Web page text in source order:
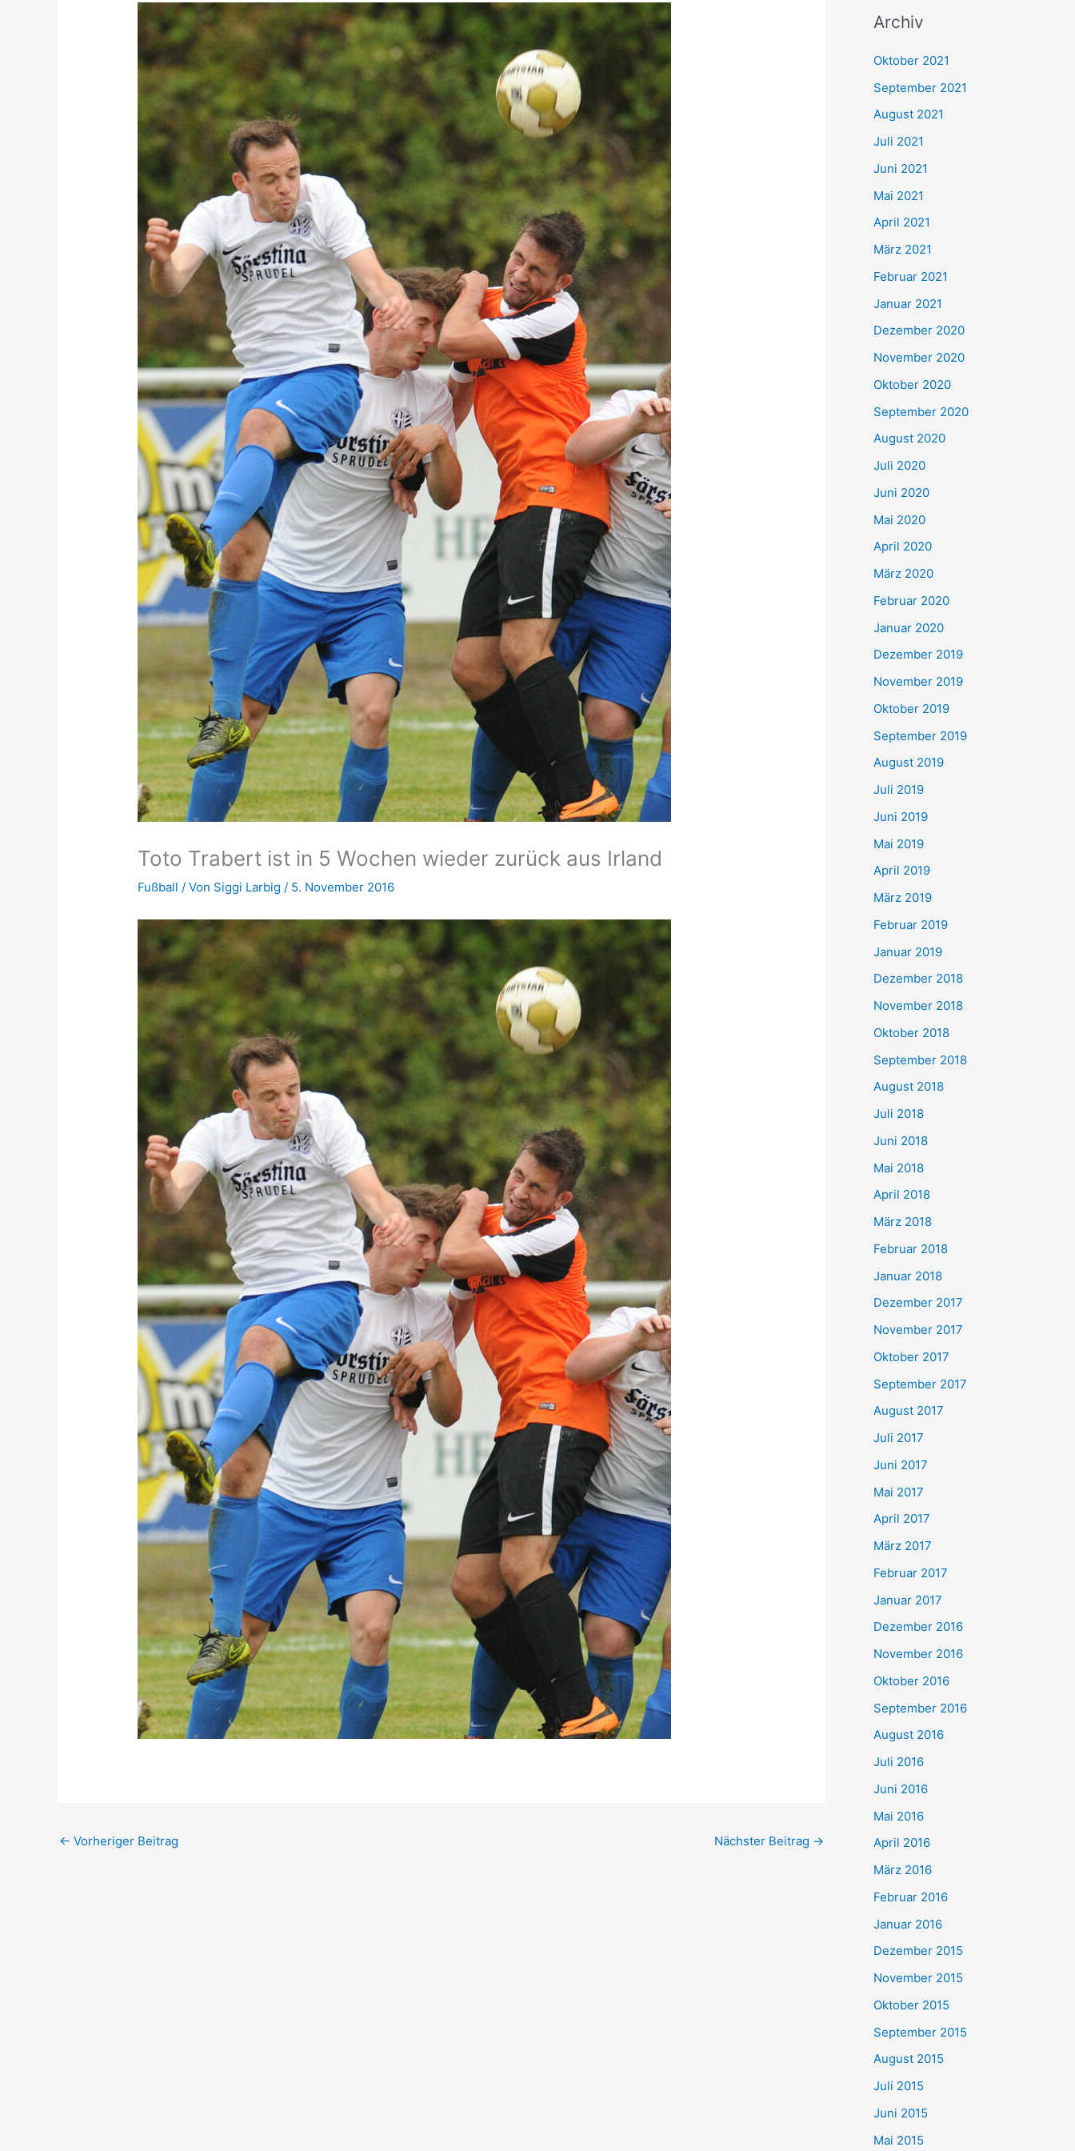
Toto Trabert ist in 5 Wochen wieder zurück aus Irland
Fußball / Von Siggi Larbig/ 5. November 2016
← Vorheriger Beitrag Nächster Beitrag →
h
e
n
h
:
Archiv
Oktober 2021
September 2021
August 2021
Juli 2021
Juni 2021
Mai 2021
April 2021
März 2021
Februar 2021
Januar 2021
Dezember 2020
November 2020
Oktober 2020
September 2020
August 2020
Juli 2020
Juni 2020
Mai 2020
April 2020
März 2020
Februar 2020
Januar 2020
Dezember 2019
November 2019
Oktober 2019
September 2019
August 2019
Juli 2019
Juni 2019
Mai 2019
April 2019
März 2019
Februar 2019
Januar 2019
Dezember 2018
November 2018
Oktober 2018
September 2018
August 2018
Juli 2018
Juni 2018
Mai 2018
April 2018
März 2018
Februar 2018
Januar 2018
Dezember 2017
November 2017
Oktober 2017
September 2017
August 2017
Juli 2017
Juni 2017
Mai 2017
April 2017
März 2017
Februar 2017
Januar 2017
Dezember 2016
November 2016
Oktober 2016
September 2016
August 2016
Juli 2016
Juni 2016
Mai 2016
April 2016
März 2016
Februar 2016
Januar 2016
Dezember 2015
November 2015
Oktober 2015
September 2015
August 2015
Juli 2015
Juni 2015
Mai 2015